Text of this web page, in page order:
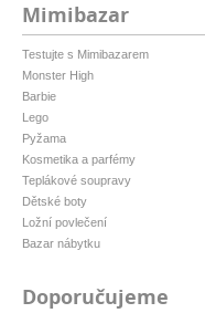
Mimibazar
Testujte s Mimibazarem
Monster High
Barbie
Lego
Pyžama
Kosmetika a parfémy
Teplákové soupravy
Dětské boty
Ložní povlečení
Bazar nábytku
Doporučujeme